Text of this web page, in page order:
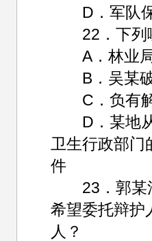
D．军队
22．下列哪
A．林业局
B．吴某破
C．负有解
D．某地从
卫生行政部门
件
23．郭某涉
希望委托辩护
人？